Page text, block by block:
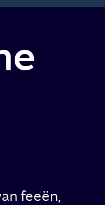
feeën,